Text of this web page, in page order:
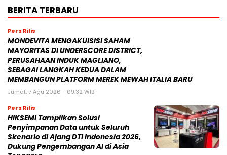
BERITA TERBARU
Pers Rilis
MONDEVITA MENGAKUISISI SAHAM
MAYORITAS DI UNDERSCORE DISTRICT,
PERUSAHAAN INDUK MAGLIANO,
SEBAGAI LANGKAH KEDUA DALAM
MEMBANGUN PLATFORM MEREK MEWAH ITALIA BARU
Jumat, 7 Agu 2026 - 09:32 WIB
Pers Rilis
HIKSEMI Tampilkan Solusi
Penyimpanan Data untuk Seluruh
Skenario di Ajang DTI Indonesia 2026,
Dukung Pengembangan AI di Asia